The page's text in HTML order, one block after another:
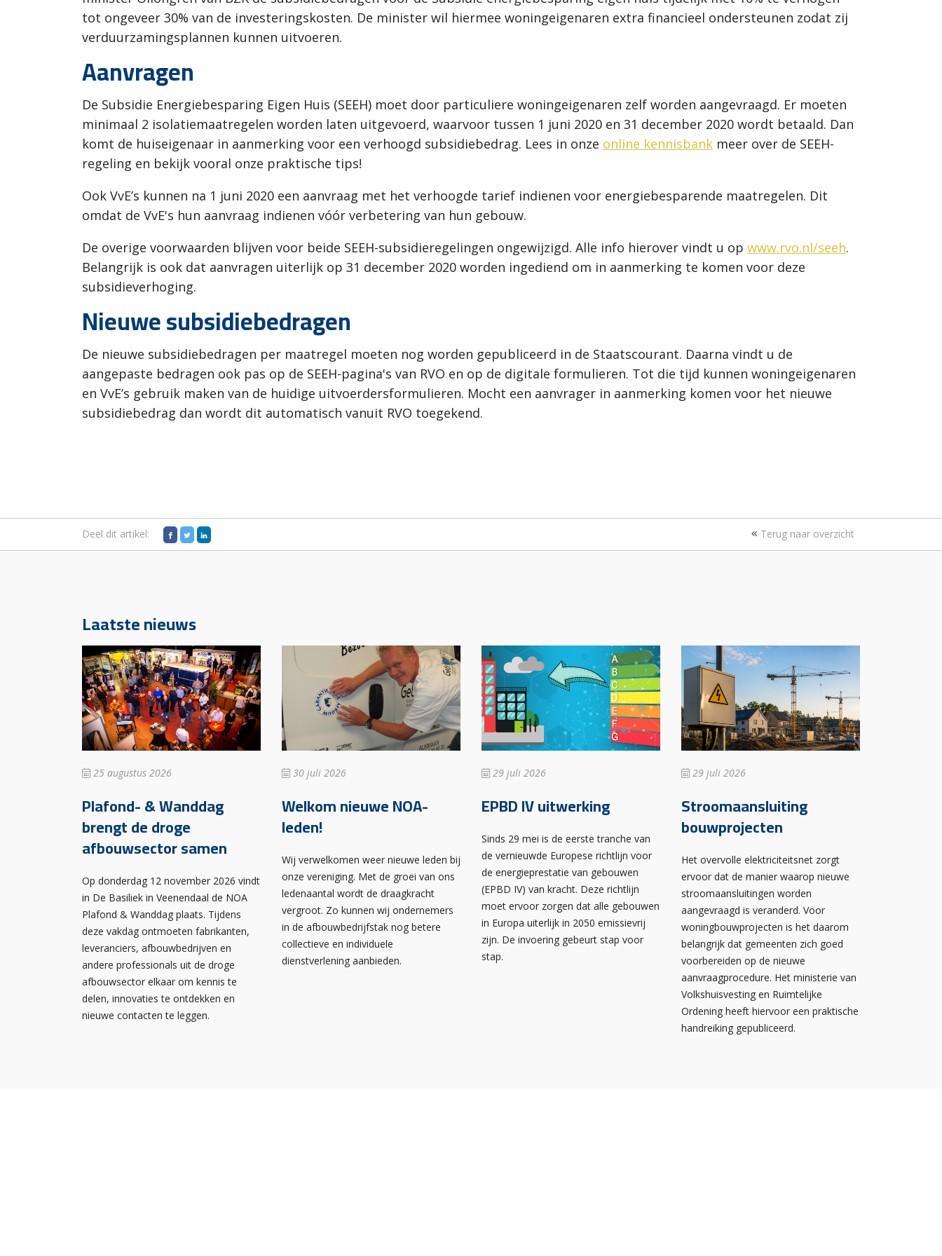
tot ongeveer 30% van de investeringskosten. De minister wil hiermee woningeigenaren extra financieel ondersteunen zodat zij
verduurzamingsplannen kunnen uitvoeren.
Aanvragen
De Subsidie Energiebesparing Eigen Huis (SEEH) moet door particuliere woningeigenaren zelf worden aangevraagd. Er moeten
minimaal 2 isolatiemaatregelen worden laten uitgevoerd, waarvoor tussen 1 juni 2020 en 31 december 2020 wordt betaald. Dan
komt de huiseigenaar in aanmerking voor een verhoogd subsidiebedrag. Lees in onze online kennisbank meer over de SEEH-
regeling en bekijk vooral onze praktische tips!
Ook VvE’s kunnen na 1 juni 2020 een aanvraag met het verhoogde tarief indienen voor energiebesparende maatregelen. Dit
omdat de VvE's hun aanvraag indienen vóór verbetering van hun gebouw.
De overige voorwaarden blijven voor beide SEEH-subsidieregelingen ongewijzigd. Alle info hierover vindt u op www.rvo.nl/seeh.
Belangrijk is ook dat aanvragen uiterlijk op 31 december 2020 worden ingediend om in aanmerking te komen voor deze
subsidieverhoging.
Nieuwe subsidiebedragen
De nieuwe subsidiebedragen per maatregel moeten nog worden gepubliceerd in de Staatscourant. Daarna vindt u de
aangepaste bedragen ook pas op de SEEH-pagina's van RVO en op de digitale formulieren. Tot die tijd kunnen woningeigenaren
en VvE’s gebruik maken van de huidige uitvoerdersformulieren. Mocht een aanvrager in aanmerking komen voor het nieuwe
subsidiebedrag dan wordt dit automatisch vanuit RVO toegekend.
Deel dit artikel: Terug naar overzicht
Laatste nieuws
25 augustus 2026
Plafond- & Wanddag
brengt de droge
afbouwsector samen
Op donderdag 12 november 2026 vindt
in De Basiliek in Veenendaal de NOA
Plafond & Wanddag plaats. Tijdens
deze vakdag ontmoeten fabrikanten,
leveranciers, afbouwbedrijven en
andere professionals uit de droge
afbouwsector elkaar om kennis te
delen, innovaties te ontdekken en
nieuwe contacten te leggen.
30 juli 2026
Welkom nieuwe NOA-
leden!
Wij verwelkomen weer nieuwe leden bij
onze vereniging. Met de groei van ons
ledenaantal wordt de draagkracht
vergroot. Zo kunnen wij ondernemers
in de afbouwbedrijfstak nog betere
collectieve en individuele
dienstverlening aanbieden.
29 juli 2026
EPBD IV uitwerking
Sinds 29 mei is de eerste tranche van
de vernieuwde Europese richtlijn voor
de energieprestatie van gebouwen
(EPBD IV) van kracht. Deze richtlijn
moet ervoor zorgen dat alle gebouwen
in Europa uiterlijk in 2050 emissievrij
zijn. De invoering gebeurt stap voor
stap.
29 juli 2026
Stroomaansluiting
bouwprojecten
Het overvolle elektriciteitsnet zorgt
ervoor dat de manier waarop nieuwe
stroomaansluitingen worden
aangevraagd is veranderd. Voor
woningbouwprojecten is het daarom
belangrijk dat gemeenten zich goed
voorbereiden op de nieuwe
aanvraagprocedure. Het ministerie van
Volkshuisvesting en Ruimtelijke
Ordening heeft hiervoor een praktische
handreiking gepubliceerd.